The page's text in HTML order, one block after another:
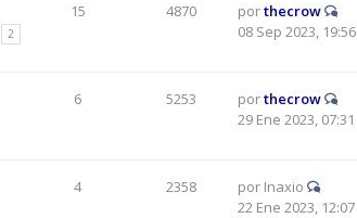
2
15 4870 porthecrow
08 Sep 2023, 19:56
6 5253 porthecrow
29 Ene 2023, 07:31
4 2358 por Inaxio
22 Ene 2023, 12:07